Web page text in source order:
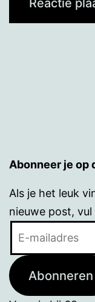
Abonneer je op
Als je het leuk
nieuwe post,
Abonneren